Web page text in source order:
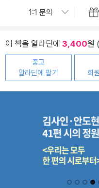
이 책을 알라딘에 3,400원 (
중고
알라딘에 팔기
회